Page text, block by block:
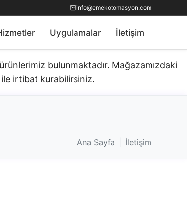
info@emekotomasyon.com
Uygulamalar İletişim
bulunmaktadır.​ Mağazamızdaki
ile irtibat kurabilirsiniz.
Ana Sayfa İletişim